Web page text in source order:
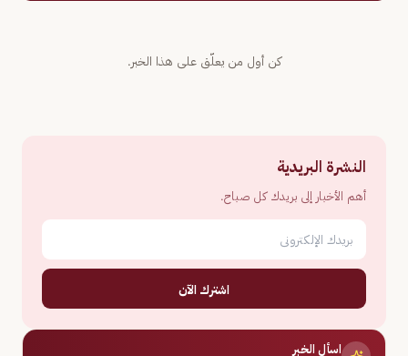
كن أول من يعلّق على هذا الخبر.
النشرة البريدية
أهم الأخبار إلى بريدك كل صباح.
اشترك الآن
اسأل الخبر